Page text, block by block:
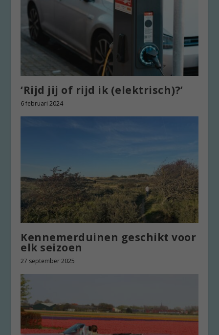
‘Rijd jij of rijd ik (elektrisch)?’
6 februari 2024
Kennemerduinen geschikt voor
elk seizoen
27 september 2025